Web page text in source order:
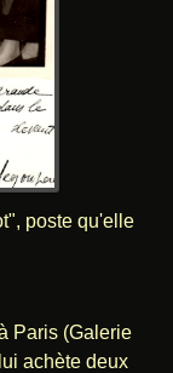
poste qu'elle
Paris (Galerie
achète deux